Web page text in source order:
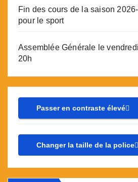
Fin des cours de la saison
pour le sport
Assemblée Générale le
20h
Passer en contraste élevé
Changer la taille de la police